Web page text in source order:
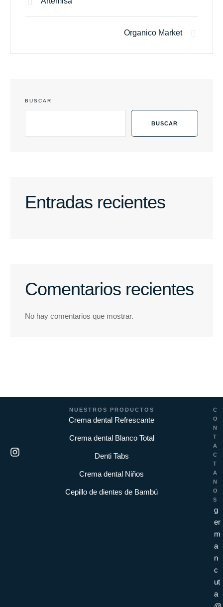
Organico Market
BUSCAR
BUSCAR
Entradas recientes
Comentarios recientes
No hay comentarios que mostrar.
NUESTROS PRODUCTOS
Crema dental Refrescante
Crema dental Blanco Total
Denti Tabs
Crema dental Niños
Cepillo de dientes de Bambú
C
O
N
T
A
C
T
A
N
O
S
g
er
m
a
n
c
ut
a